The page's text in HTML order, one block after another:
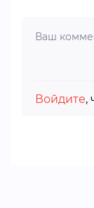
Войдите,